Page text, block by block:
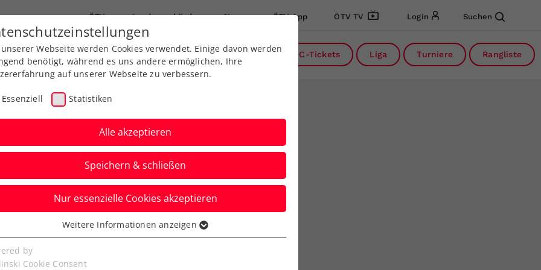
ÖTV Landesverbände News ÖTV App ÖTV TV Login Suchen
Ausbildung Services Über uns DC-Tickets Liga Turniere Rangliste
Auftaktsieg
Debüt
Webseite werden Cookies verwendet. Einige davon werden
benötigt, während es uns andere ermöglichen, Ihre
auf unserer Webseite zu verbessern.
Essenziell Statistiken
Alle akzeptieren
Speichern & schließen
Nur essenzielle Cookies akzeptieren
Cookies werden für grundlegende Funktionen der
benötigt. Dadurch ist gewährleistet, dass die Webseite
Weitere Informationen anzeigen
by
Cookie Consent